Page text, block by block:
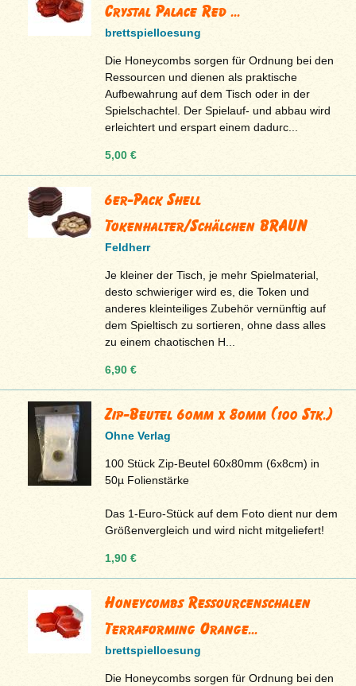
Crystal Palace Red ...
brettspielloesung
Die Honeycombs sorgen für Ordnung bei den
Ressourcen und dienen als praktische
Aufbewahrung auf dem Tisch oder in der
Spielschachtel. Der Spielauf- und abbau wird
erleichtert und erspart einem dadurc...
5,00 €
6er-Pack Shell
Tokenhalter/Schälchen BRAUN
Feldherr
Je kleiner der Tisch, je mehr Spielmaterial,
desto schwieriger wird es, die Token und
anderes kleinteiliges Zubehör vernünftig auf
dem Spieltisch zu sortieren, ohne dass alles
zu einem chaotischen H...
6,90 €
Zip-Beutel 60mm x 80mm (100 Stk.)
Ohne Verlag
100 Stück Zip-Beutel 60x80mm (6x8cm) in
50µ Folienstärke
Das 1-Euro-Stück auf dem Foto dient nur dem
Größenvergleich und wird nicht mitgeliefert!
1,90 €
Honeycombs Ressourcenschalen
Terraforming Orange...
brettspielloesung
Die Honeycombs sorgen für Ordnung bei den